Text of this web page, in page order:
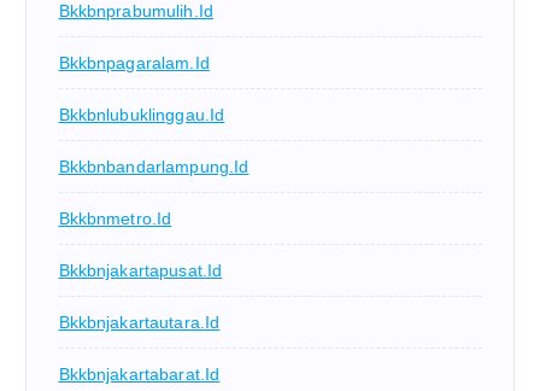
Bkkbnprabumulih.id
Bkkbnpagaralam.id
Bkkbnlubuklinggau.id
Bkkbnbandarlampung.id
Bkkbnmetro.id
Bkkbnjakartapusat.id
Bkkbnjakartautara.id
Bkkbnjakartabarat.id